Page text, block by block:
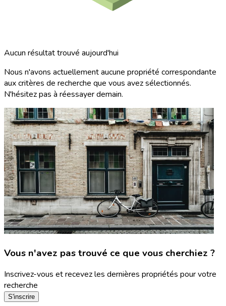
Aucun résultat trouvé aujourd'hui
Nous n'avons actuellement aucune propriété correspondante
aux critères de recherche que vous avez sélectionnés.
N'hésitez pas à réessayer demain.
Vous n'avez pas trouvé ce que vous cherchiez ?
Inscrivez-vous et recevez les dernières propriétés pour votre
recherche
S'inscrire